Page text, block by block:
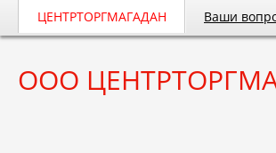
ЦЕНТРТОРГМАГАДАН Ваши
ООО